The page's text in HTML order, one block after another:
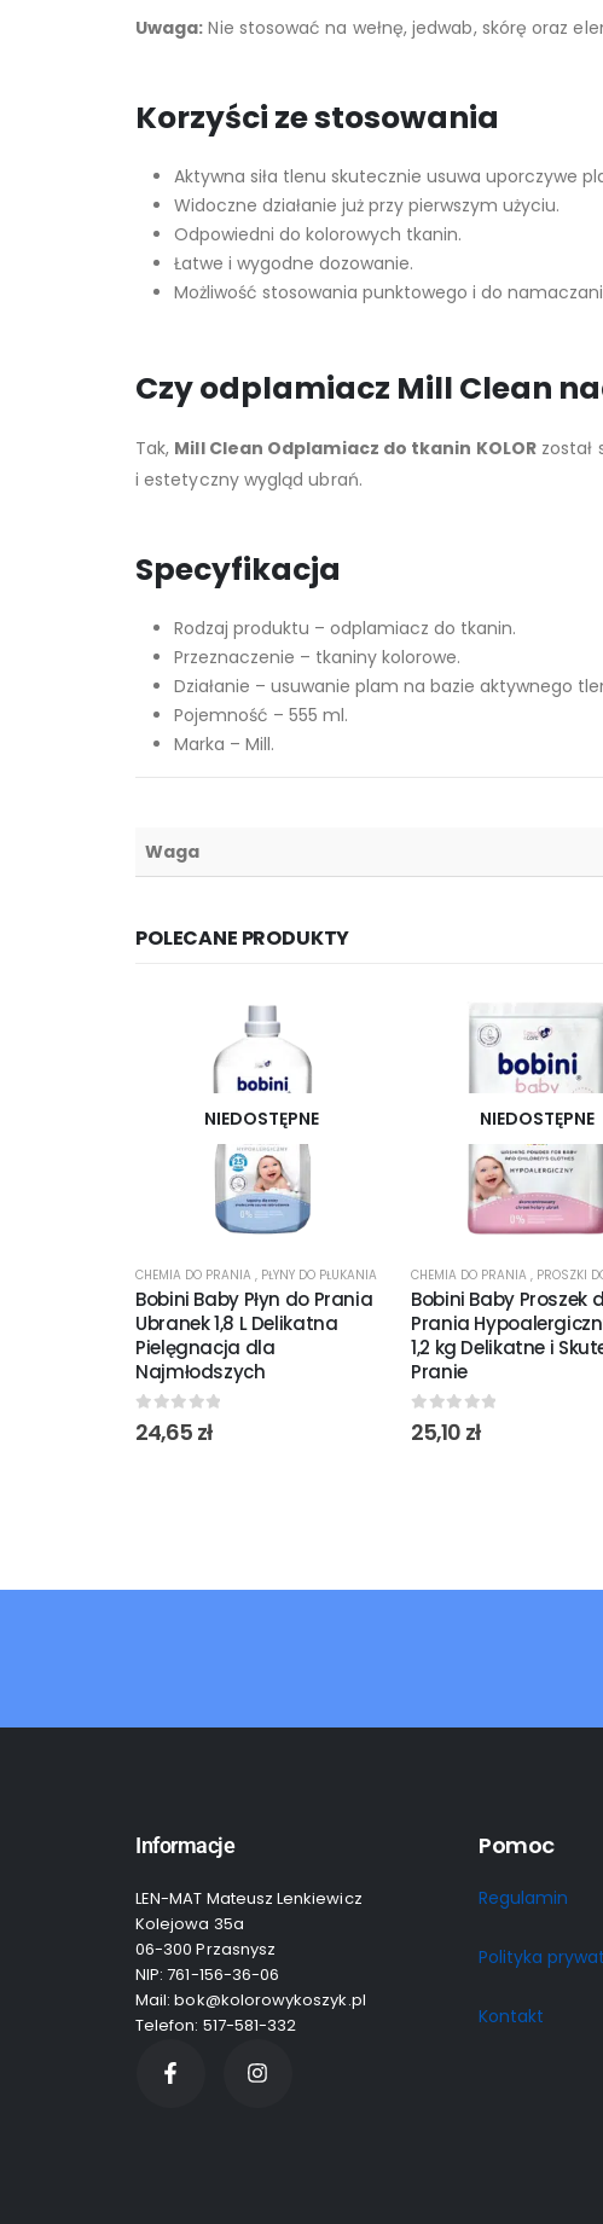
Uwaga: Nie stosować na wełnę, jedwab, skórę oraz
Korzyści ze stosowania
Aktywna siła tlenu skutecznie usuwa uporczywe
Widoczne działanie już przy pierwszym użyciu.
Odpowiedni do kolorowych tkanin.
Łatwe i wygodne dozowanie.
Możliwość stosowania punktowego i do
Czy odplamiacz Mill Clean
Tak, Mill Clean Odplamiacz do tkanin KOLORzostał
i estetyczny wygląd ubrań.
Specyfikacja
Rodzaj produktu – odplamiacz do tkanin.
Przeznaczenie – tkaniny kolorowe.
Działanie – usuwanie plam na bazie aktywnego
Pojemność – 555 ml.
Marka – Mill.
Waga
POLECANE PRODUKTY
NIEDOSTĘPNE
CHEMIA DO PRANIA , PŁYNY DO PŁUKANIA
Bobini Baby Płyn do Prania
Ubranek 1,8 L Delikatna
Pielęgnacja dla
Najmłodszych
0out of 5
24,65 zł
NIEDOSTĘPNE
CHEMIA DO PRANIA , PROSZKI
Bobini Baby Proszek
Prania
1,2 kg Delikatne i
Pranie
0out of 5
25,10 zł
Informacje
LEN-MAT Mateusz Lenkiewicz
Kolejowa 35a
06-300 Przasnysz
NIP: 761-156-36-06
Mail: bok@kolorowykoszyk.pl
Telefon: 517-581-332
Pomoc
Regulamin
Polityka
Kontakt